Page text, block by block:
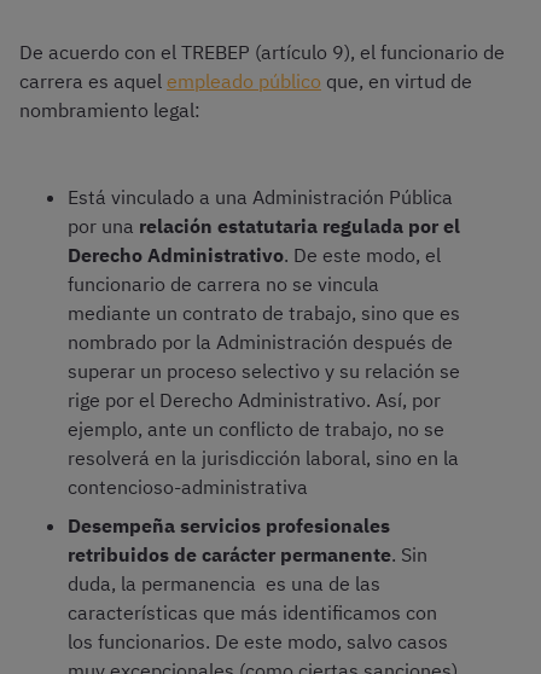
De acuerdo con el TREBEP (artículo 9), el funcionario de
carrera es aquel empleado público que, en virtud de
nombramiento legal:
Está vinculado a una Administración Pública
por una relación estatutaria regulada por el
Derecho Administrativo. De este modo, el
funcionario de carrera no se vincula
mediante un contrato de trabajo, sino que es
nombrado por la Administración después de
superar un proceso selectivo y su relación se
rige por el Derecho Administrativo. Así, por
ejemplo, ante un conflicto de trabajo, no se
resolverá en la jurisdicción laboral, sino en la
contencioso-administrativa
Desempeña servicios profesionales
retribuidos de carácter permanente. Sin
duda, la permanencia es una de las
características que más identificamos con
los funcionarios. De este modo, salvo casos